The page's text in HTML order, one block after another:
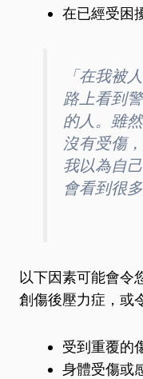
在已經受困
「在我被
路上看到
的人。雖
沒有受傷
我以為自
會看到很
以下因素可能會令
創傷後壓力症，或
受到重覆的
身體受傷或